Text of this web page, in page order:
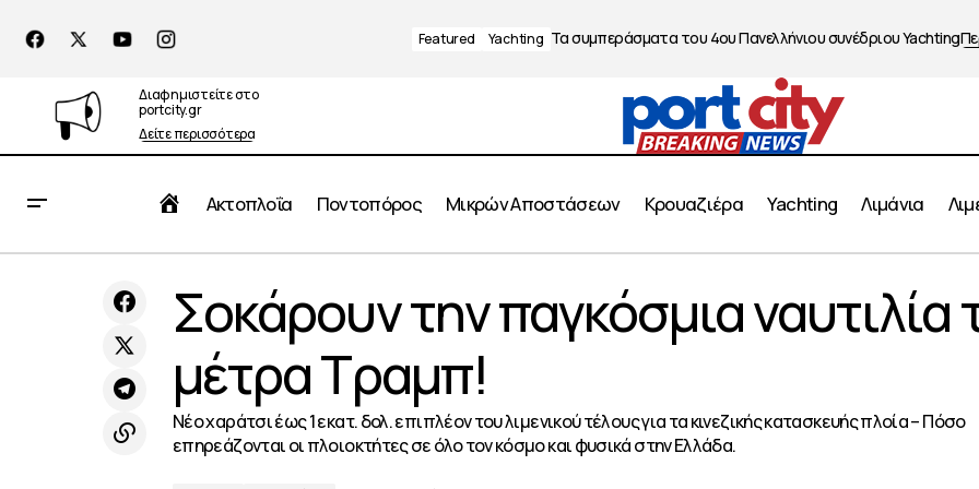
Featured Yachting Τα συμπεράσματα του 4ου Πανελλήνιου συνέδριου Yachting
Διαφημιστείτε στο
portcity.gr
Δείτε περισσότερα
Αρχική
Ακτοπλοΐα Ποντοπόρος Μικρών Αποστάσεων Κρουαζιέρα Yachting Λιμάνια
Πειραιώς για την «Ημέρα της Γυναίκας»
Σοκάρουν την παγκόσμια ναυτιλία τα μέτρα
Σοκάρουν την παγκόσμια ναυτιλία
μέτρα Τραμπ!
Νέο χαράτσι έως 1 εκατ. δολ. επιπλέον του λιμενικού τέλους για τα κινεζικής κατασκευής πλοία – Πόσο
επηρεάζονται οι πλοιοκτήτες σε όλο τον κόσμο και φυσικά στην Ελλάδα.